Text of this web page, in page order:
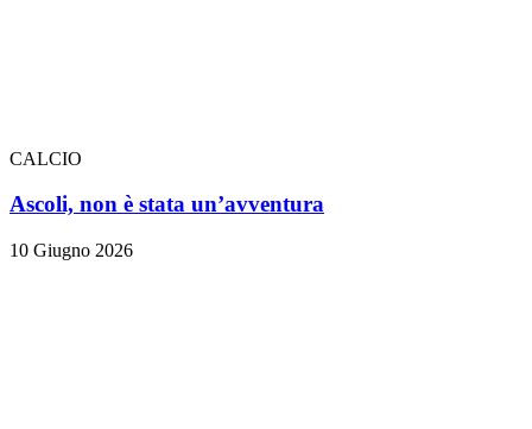
CALCIO
Ascoli, non è stata un’avventura
10 Giugno 2026